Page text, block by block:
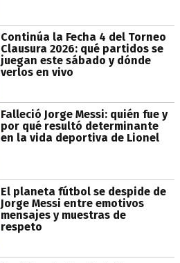
Continúa la Fecha 4 del Torneo
Clausura 2026: qué partidos se
juegan este sábado y dónde
verlos en vivo
Falleció Jorge Messi: quién fue y
por qué resultó determinante
en la vida deportiva de Lionel
El planeta fútbol se despide de
Jorge Messi entre emotivos
mensajes y muestras de
respeto